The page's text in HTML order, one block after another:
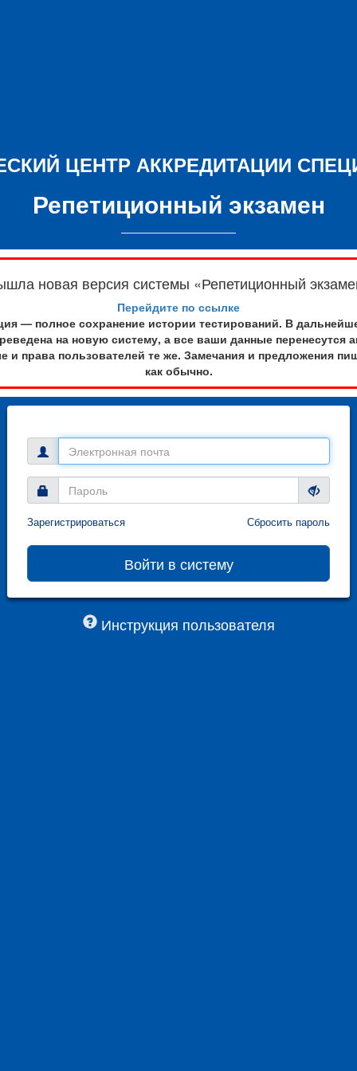
ЦЕНТР АККРЕДИТАЦИИ
Репетиционный экзамен
новая версия системы «Репетиционный
Перейдите по ссылке
— полное сохранение истории тестирований. В
на новую систему, а все ваши данные перенесутся
и права пользователей те же. Замечания и предложения
как обычно.
Зарегистрироваться Сбросить пароль
Инструкция пользователя